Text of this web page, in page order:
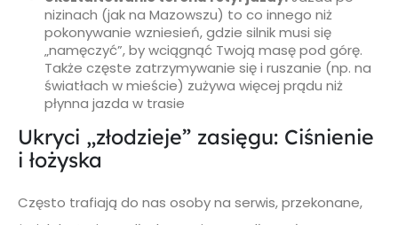
nizinach (jak na Mazowszu) to co innego niż
pokonywanie wzniesień, gdzie silnik musi się
„namęczyć”, by wciągnąć Twoją masę pod górę.
Także częste zatrzymywanie się i ruszanie (np. na
światłach w mieście) zużywa więcej prądu niż
płynna jazda w trasie
Ukryci „złodzieje” zasięgu: Ciśnienie
i łożyska
Często trafiają do nas osoby na serwis, przekonane,